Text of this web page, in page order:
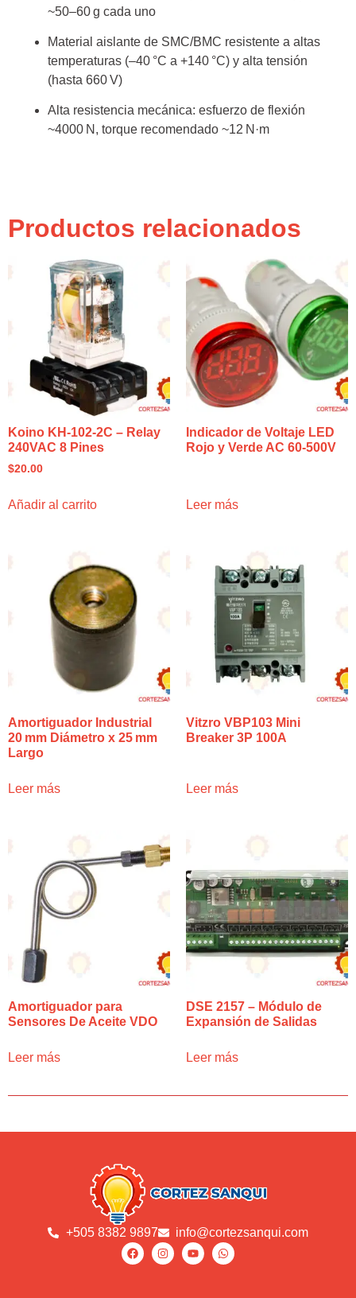
~50–60 g cada uno
Material aislante de SMC/BMC resistente a altas
temperaturas (–40 °C a +140 °C) y alta tensión
(hasta 660 V)
Alta resistencia mecánica: esfuerzo de flexión
~4000 N, torque recomendado ~12 N·m
Productos relacionados
Koino KH-102-2C – Relay
240VAC 8 Pines
$20.00
Añadir al carrito
Indicador de Voltaje LED
Rojo y Verde AC 60‑500V
Leer más
Amortiguador Industrial
20 mm Diámetro x 25 mm
Largo
Leer más
Vitzro VBP103 Mini
Breaker 3P 100A
Leer más
Amortiguador para
Sensores De Aceite VDO
Leer más
DSE 2157 – Módulo de
Expansión de Salidas
Leer más
+505 8382 9897 info@cortezsanqui.com